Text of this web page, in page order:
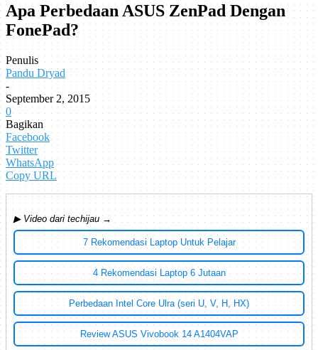
Apa Perbedaan ASUS ZenPad Dengan
FonePad?
Penulis
Pandu Dryad
-
September 2, 2015
0
Bagikan
Facebook
Twitter
WhatsApp
Copy URL
▶ Video dari techijau →
7 Rekomendasi Laptop Untuk Pelajar
4 Rekomendasi Laptop 6 Jutaan
Perbedaan Intel Core Ulra (seri U, V, H, HX)
Review ASUS Vivobook 14 A1404VAP